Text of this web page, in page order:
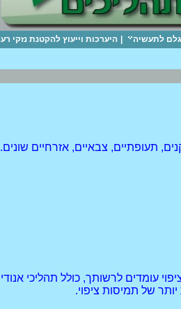
לתעשיה היערכות וייעוץ להקטנת נזקי
עומדים לרשותך, כולל תהליכי
של תמיסות ציפוי.